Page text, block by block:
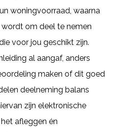
woningvoorraad, waarna
om deel te nemen
voor jou geschikt zijn.
al aangaf, anders
maken of dit goed
deelneming balans
zijn elektronische
afleggen én